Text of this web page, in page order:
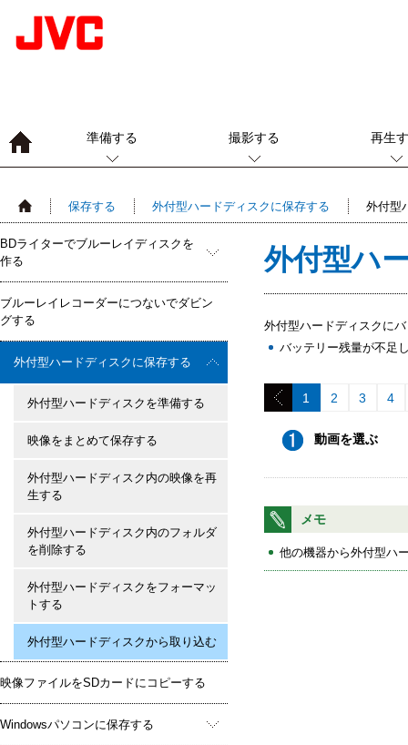
準備する 撮影する 再生
保存する 外付型ハードディスクに保存する 外付型
BDライターでブルーレイディスクを
作る
ブルーレイレコーダーにつないでダビン
グする
外付型ハードディスクに保存する
外付型ハードディスクを準備する
映像をまとめて保存する
外付型ハードディスク内の映像を再
生する
外付型ハードディスク内のフォルダ
を削除する
外付型ハードディスクをフォーマッ
トする
外付型ハードディスクから取り込む
映像ファイルをSDカードにコピーする
Windowsパソコンに保存する
外付型ハ
外付型ハードディスクに
バッテリー残量が不足
1 2 3 4
動画を選ぶ
メモ
他の機器から外付型ハ